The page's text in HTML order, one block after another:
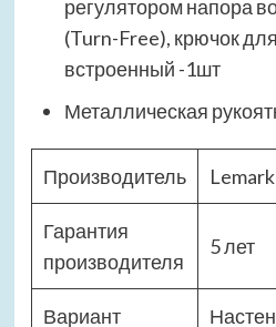
регулятором напора
(Turn-Free), крючок
встроенный -1шт
Металлическая
Производитель Lemark
Гарантия
производителя
5 лет
Вариант